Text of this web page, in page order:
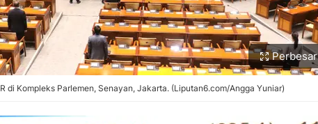
Perbesar
di Kompleks Parlemen, Senayan, Jakarta. (Liputan6.com/Angga Yuniar)